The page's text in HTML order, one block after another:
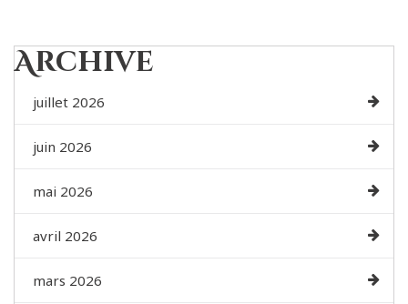
Archive
juillet 2026
juin 2026
mai 2026
avril 2026
mars 2026